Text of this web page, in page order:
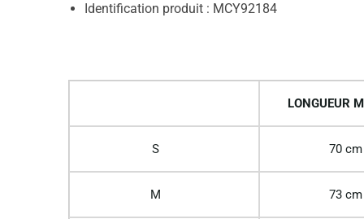
Identification produit : MCY92184
LONGUEUR
S 70 cm
M 73 cm